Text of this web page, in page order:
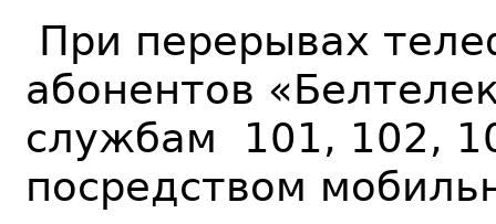
При перерывах
абонентов
службам 101, 102,
посредством